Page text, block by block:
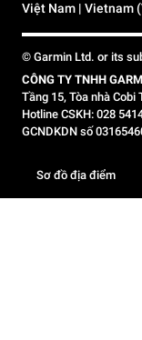
Việt Nam | Vietnam
© Garmin Ltd. or its
CÔNG TY TNHH
Tầng 15, Tòa nhà
Hotline CSKH: 028
GCNDKDN số
Sơ đồ địa điểm